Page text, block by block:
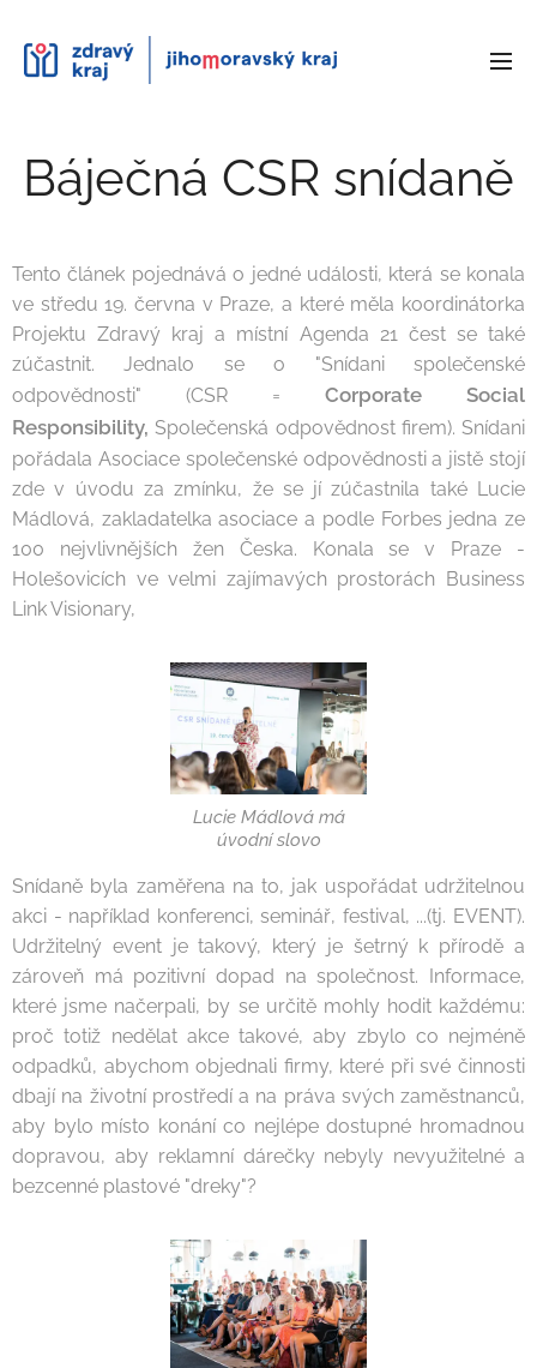
Báječná CSR snídaně
Tento článek pojednává o jedné události, která se konala
ve středu 19. června v Praze, a které měla koordinátorka
Projektu Zdravý kraj a místní Agenda 21 čest se také
zúčastnit. Jednalo se o "Snídani společenské
odpovědnosti" (CSR = Corporate Social
Responsibility, Společenská odpovědnost firem). Snídani
pořádala Asociace společenské odpovědnosti a jistě stojí
zde v úvodu za zmínku, že se jí zúčastnila také Lucie
Mádlová, zakladatelka asociace a podle Forbes jedna ze
100 nejvlivnějších žen Česka. Konala se v Praze -
Holešovicích ve velmi zajímavých prostorách Business
Link Visionary,
Lucie Mádlová má
úvodní slovo
Snídaně byla zaměřena na to, jak uspořádat udržitelnou
akci - například konferenci, seminář, festival, ...(tj. EVENT).
Udržitelný event je takový, který je šetrný k přírodě a
zároveň má pozitivní dopad na společnost. Informace,
které jsme načerpali, by se určitě mohly hodit každému:
proč totiž nedělat akce takové, aby zbylo co nejméně
odpadků, abychom objednali firmy, které při své činnosti
dbají na životní prostředí a na práva svých zaměstnanců,
aby bylo místo konání co nejlépe dostupné hromadnou
dopravou, aby reklamní dárečky nebyly nevyužitelné a
bezcenné plastové "dreky"?